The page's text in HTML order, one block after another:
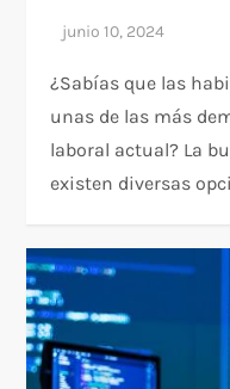
¿Sabías que las
unas de las más
laboral actual? La
existen diversas